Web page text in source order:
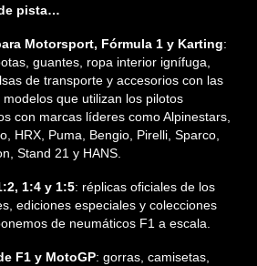
pista…
Motorsport, Fórmula 1 y Karting:
guantes, ropa interior ignífuga,
de transporte y accesorios con las
que utilizan los pilotos
con marcas líderes como Alpinestars,
HRX, Puma, Bengio, Pirelli, Sparco,
Stand 21 y HANS.
1:4 y 1:5: réplicas oficiales de los
ediciones especiales y colecciones
de neumáticos F1 a escala.
F1 y MotoGP: gorras, camisetas,